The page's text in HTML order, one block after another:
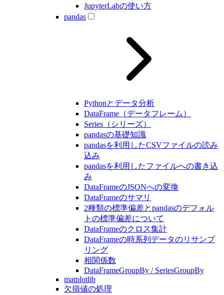
JupyterLabの使い方
pandas
Pythonとデータ分析
DataFrame（データフレーム）
Series（シリーズ）
pandasの基礎知識
pandasを利用したCSVファイルの読み
込み
pandasを利用したファイルへの書き込
み
DataFrameのJSONへの変換
DataFrameのサマリ
2種類の標準偏差とpandasのデフォル
トの標準偏差について
DataFrameのクロス集計
DataFrameの時系列データのリサンプ
リング
相関係数
DataFrameGroupBy / SeriesGroupBy
matplotlib
欠損値の処理